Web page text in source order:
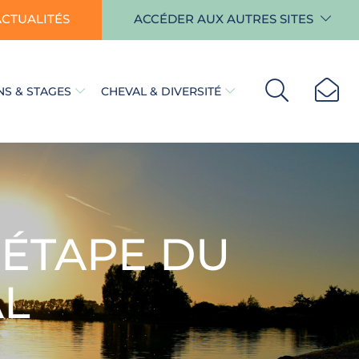
ACCÉDER AUX AUTRES SITES
& STAGES CHEVAL & DIVERSITÉ
DU